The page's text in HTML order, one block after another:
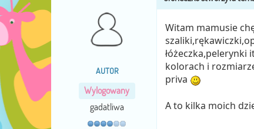
AUTOR
Wylogowany
gadatliwa
Witam mamusie
łóżeczka,pelerynki
kolorach i
priva
A to kilka moich